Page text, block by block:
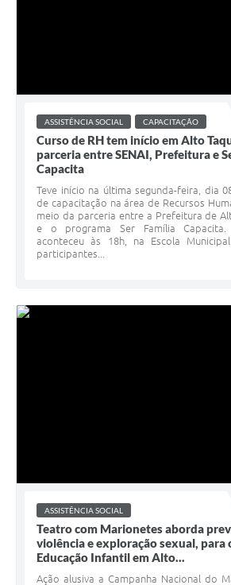
ASSISTÊNCIA SOCIAL
CAPACITAÇÃO
Curso de RH tem início em Alto
parceria entre SENAI, Prefeitura e
Capacita
Teve início na última segunda-feira, dia
de capacitação na área de Recursos
meio da parceria entre a Prefeitura de
e o programa Ser Família Capacita.
aconteceu às 18h, na Escola
participantes...
ASSISTÊNCIA SOCIAL
Teatro com Marionetes aborda
violência e exploração sexual, para
Educação Infantil em Alto...
Ação alusiva a Campanha Nacional do